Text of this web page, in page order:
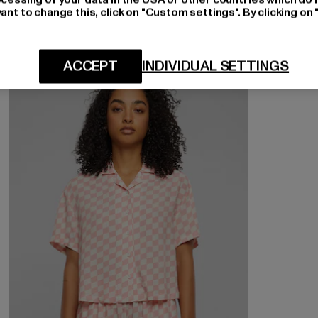
to change this, click on "Custom settings". By clicking
INDIVIDUAL SETTINGS
ACCEPT